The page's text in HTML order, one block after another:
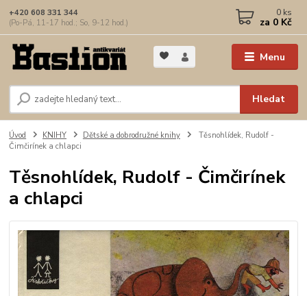
Menu
Hledat
+420 608 331 344
(Po-Pá, 11-17 hod.; So, 9-12 hod.)
0 ks
za 0 Kč
Úvod KNIHY Dětské a dobrodružné knihy
Těsnohlídek, Rudolf -
Čimčirínek a chlapci
Těsnohlídek, Rudolf - Čimčirínek
a chlapci